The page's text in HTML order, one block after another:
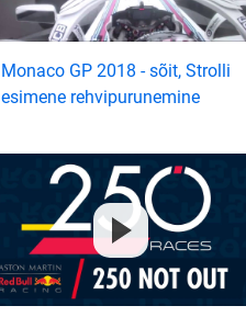
Monaco GP 2018 - sõit, Strolli
esimene rehvipurunemine